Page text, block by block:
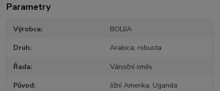
Parametry
Výrobce BOLIJA
Druh Arabica, robusta
Řada Vánoční směs
Původ Jižní Amerika, Uganda